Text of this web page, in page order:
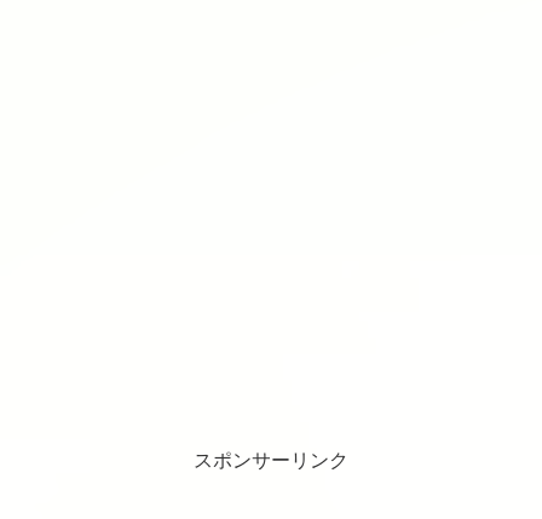
スポンサーリンク